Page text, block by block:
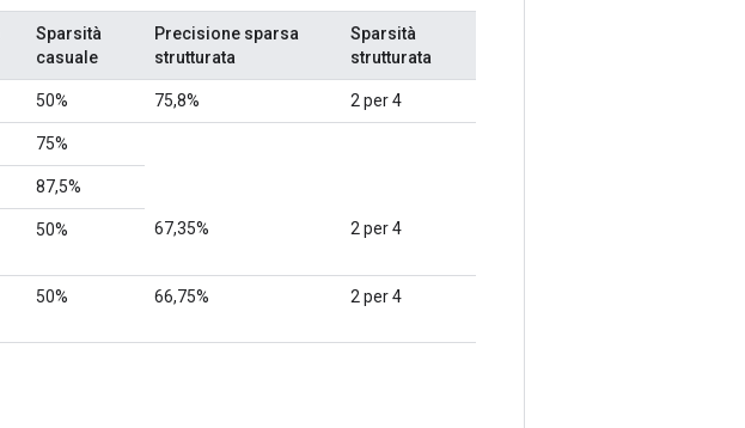
Sparsità
casuale
Precisione sparsa
strutturata
Sparsità
strutturata
50% 75,8% 2 per 4
75%
87,5%
50% 67,35% 2 per 4
50% 66,75% 2 per 4